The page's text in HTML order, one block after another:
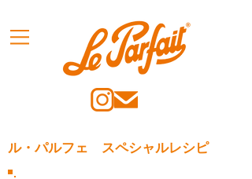
ル・パルフェ スペシャルレシピ